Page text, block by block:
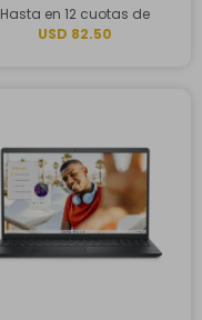
Hasta en 12 cuotas de
USD 82.50